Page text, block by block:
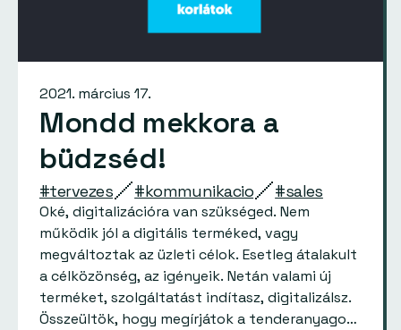
2021. március 17.
Mondd mekkora a
büdzséd!
#tervezes #kommunikacio #sales
Oké, digitalizációra van szükséged. Nem
működik jól a digitális terméked, vagy
megváltoztak az üzleti célok. Esetleg átalakult
a célközönség, az igényeik. Netán valami új
terméket, szolgáltatást indítasz, digitalizálsz.
Összeültök, hogy megírjátok a tenderanyagot.